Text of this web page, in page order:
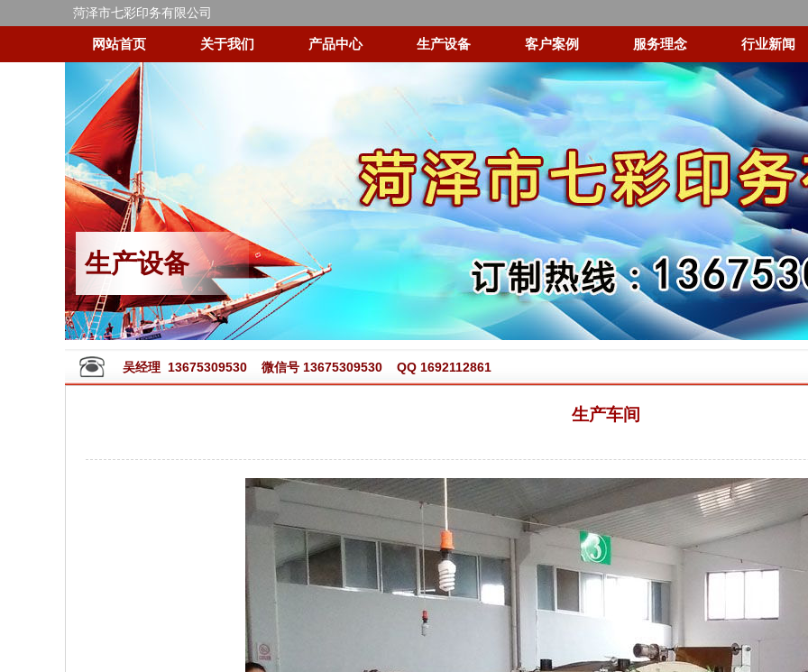
菏泽市七彩印务有限公司
网站首页 关于我们 产品中心 生产设备 客户案例 服务理念 行业新闻
生产设备
吴经理 13675309530 微信号 13675309530 QQ 1692112861
生产车间